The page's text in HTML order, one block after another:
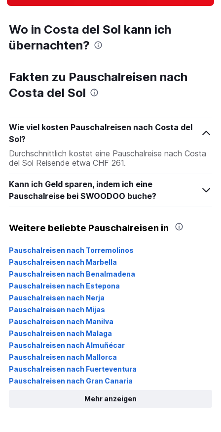
Wo in Costa del Sol kann ich
übernachten?
Fakten zu Pauschalreisen nach
Costa del Sol
Wie viel kosten Pauschalreisen nach Costa del
Sol?
Durchschnittlich kostet eine Pauschalreise nach Costa
del Sol Reisende etwa CHF 261.
Kann ich Geld sparen, indem ich eine
Pauschalreise bei SWOODOO buche?
Weitere beliebte Pauschalreisen in
Pauschalreisen nach Torremolinos
Pauschalreisen nach Marbella
Pauschalreisen nach Benalmadena
Pauschalreisen nach Estepona
Pauschalreisen nach Nerja
Pauschalreisen nach Mijas
Pauschalreisen nach Manilva
Pauschalreisen nach Malaga
Pauschalreisen nach Almuñécar
Pauschalreisen nach Mallorca
Pauschalreisen nach Fuerteventura
Pauschalreisen nach Gran Canaria
Mehr anzeigen